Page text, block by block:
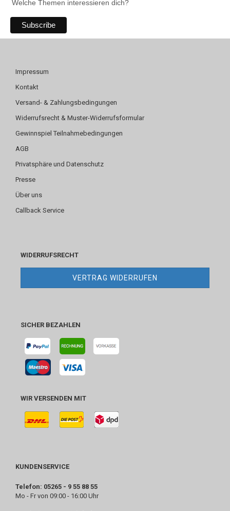
Welche Themen interessieren dich?
Impressum
Kontakt
Versand- & Zahlungsbedingungen
Widerrufsrecht & Muster-Widerrufsformular
Gewinnspiel Teilnahmebedingungen
AGB
Privatsphäre und Datenschutz
Presse
Über uns
Callback Service
WIDERRUFSRECHT
VERTRAG WIDERRUFEN
SICHER BEZAHLEN
WIR VERSENDEN MIT
KUNDENSERVICE
Telefon: 05265 - 9 55 88 55
Mo - Fr von 09:00 - 16:00 Uhr